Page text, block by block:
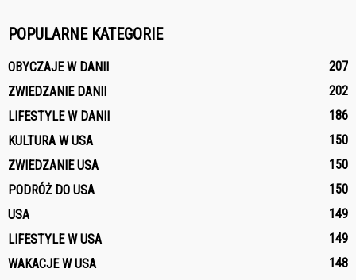
POPULARNE KATEGORIE
OBYCZAJE W DANII
207
ZWIEDZANIE DANII
202
LIFESTYLE W DANII
186
KULTURA W USA
150
ZWIEDZANIE USA
150
PODRÓŻ DO USA
150
USA
149
LIFESTYLE W USA
149
WAKACJE W USA
148